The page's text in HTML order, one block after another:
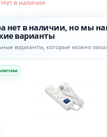
Нет в наличии
нет в наличии, но мы
варианты
варианты, которые можно